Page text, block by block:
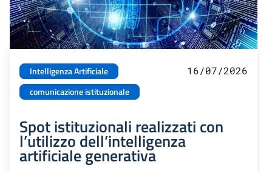
Intelligenza Artificiale
comunicazione istituzionale
16/07/2026
Spot istituzionali realizzati con
l’utilizzo dell’intelligenza
artificiale generativa